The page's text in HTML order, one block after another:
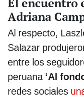
Adriana
Al respecto,
Salazar
entre los
peruana ‘Al
redes sociales